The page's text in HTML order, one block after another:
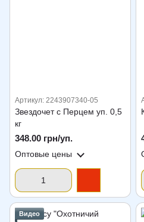
Артикул: 2243907340-05
Звездочет с Перцем уп. 0,5
кг
348.00 грн/уп.
Оптовые цены
Видео